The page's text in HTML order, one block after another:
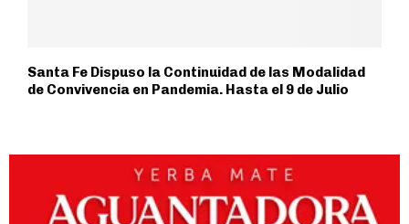
Santa Fe Dispuso la Continuidad de las Modalidad
de Convivencia en Pandemia. Hasta el 9 de Julio